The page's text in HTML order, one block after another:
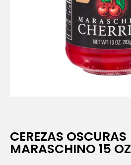
CEREZAS OSCURAS
MARASCHINO 15 OZ